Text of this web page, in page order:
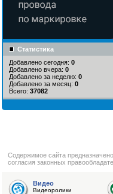
Статистика
Добавлено сегодня: 0
Добавлено вчера: 0
Добавлено за неделю: 0
Добавлено за месяц: 0
Всего: 37082
Cодержимое сайта
согласия законных
Видео
Видеоролики